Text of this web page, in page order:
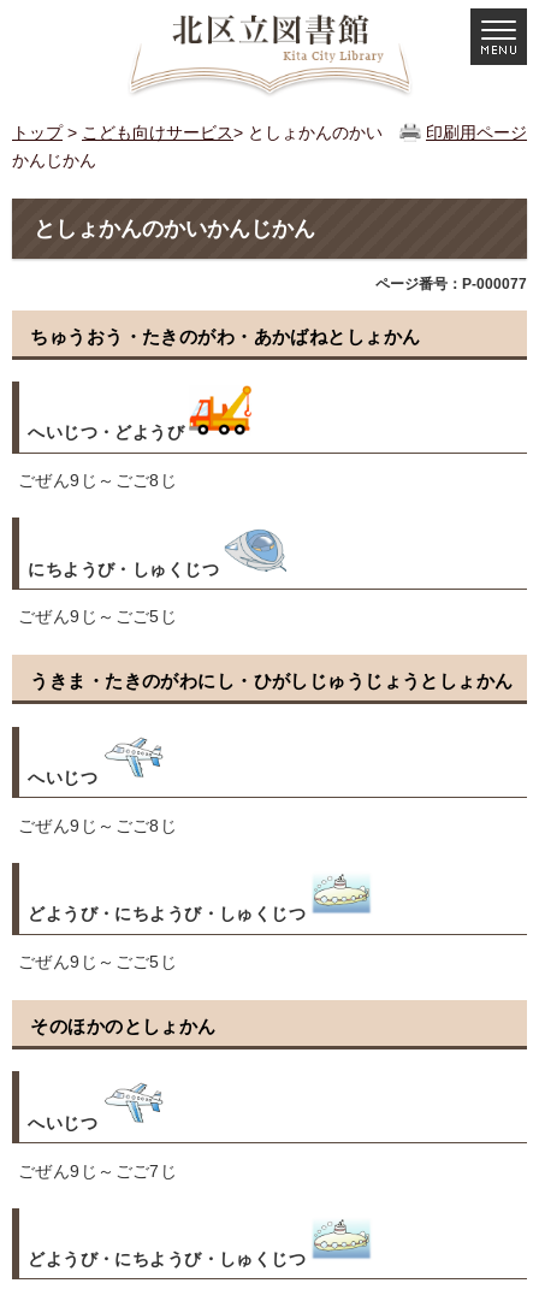
印刷用ページ
トップ> こども向けサービス> としょかんのかい
かんじかん
としょかんのかいかんじかん
ページ番号：P-000077
ちゅうおう・たきのがわ・あかばねとしょかん
へいじつ・どようび
ごぜん9じ～ごご8じ
にちようび・しゅくじつ
ごぜん9じ～ごご5じ
うきま・たきのがわにし・ひがしじゅうじょうとしょかん
へいじつ
ごぜん9じ～ごご8じ
どようび・にちようび・しゅくじつ
ごぜん9じ～ごご5じ
そのほかのとしょかん
へいじつ
ごぜん9じ～ごご7じ
どようび・にちようび・しゅくじつ